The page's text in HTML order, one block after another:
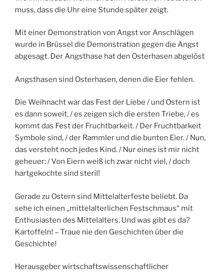
muss, dass die Uhr eine Stunde später zeigt.
Mit einer Demonstration von Angst vor Anschlägen
wurde in Brüssel die Demonstration gegen die Angst
abgesagt. Der Angsthase hat den Osterhasen abgelöst
Angsthasen sind Osterhasen, denen die Eier fehlen.
Die Weihnacht war das Fest der Liebe / und Ostern ist
es dann soweit, / es zeigen sich die ersten Triebe, / es
kommt das Fest der Fruchtbarkeit. / Der Fruchtbarkeit
Symbole sind, / der Rammler und die bunten Eier. / Nun,
das versteht noch jedes Kind. / Nur eines ist mir nicht
geheuer: / Von Eiern weiß ich zwar nicht viel, / doch
hartgekochte sind steril!
Gerade zu Ostern sind Mittelalterfeste beliebt. Da
sehe ich einen „mittelalterlichen Festschmaus“ mit
Enthusiasten des Mittelalters. Und was gibt es da?
Kartoffeln! – Traue nie den Geschichten über die
Geschichte!
Herausgeber wirtschaftswissenschaftlicher